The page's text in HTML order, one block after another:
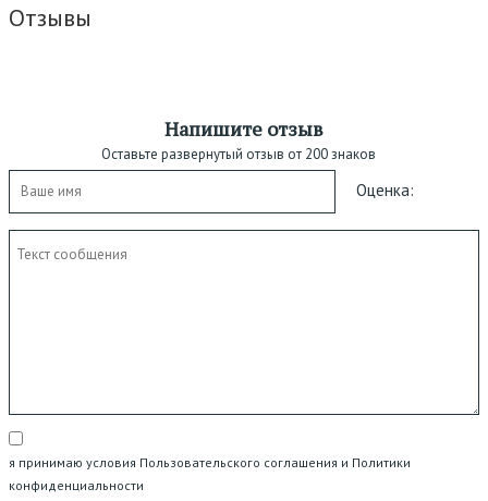
Отзывы
Напишите отзыв
Оставьте развернутый отзыв от 200 знаков
Оценка:
я принимаю условия Пользовательского соглашения и Политики
конфиденциальности